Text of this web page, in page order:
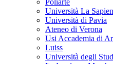
Poliarte
Università La
Università di Pavia
Ateneo di Verona
Usi Accademia di
Luiss
Università degli